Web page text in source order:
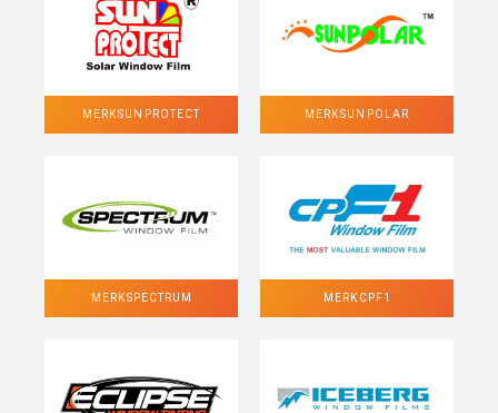
MERK SUN PROTECT MERK SUN POLAR
MERK SPECTRUM MERK CPF1